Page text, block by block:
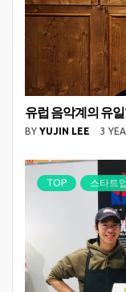
유럽 음악계의 유
BY YUJIN LEE 3
TOP 스타트